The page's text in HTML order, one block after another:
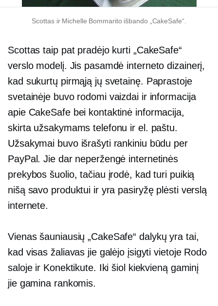
Scottas ir Michelle Bommarito išbando „CakeSafe“.
Scottas taip pat pradėjo kurti „CakeSafe“
verslo modelį. Jis pasamdė interneto dizainerį,
kad sukurtų pirmąją jų svetainę. Paprastoje
svetainėje buvo rodomi vaizdai ir informacija
apie CakeSafe bei kontaktinė informacija,
skirta užsakymams telefonu ir el. paštu.
Užsakymai buvo išrašyti rankiniu būdu per
PayPal. Jie dar neperžengė internetinės
prekybos šuolio, tačiau įrodė, kad turi puikią
nišą savo produktui ir yra pasiryžę plėsti verslą
internete.
Vienas šauniausių „CakeSafe“ dalykų yra tai,
kad visas žaliavas jie galėjo įsigyti vietoje Rodo
saloje ir Konektikute. Iki šiol kiekvieną gaminį
jie gamina rankomis.